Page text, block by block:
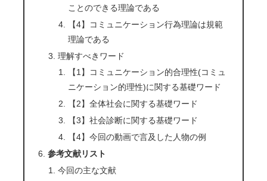
ことのできる理論である
【4】コミュニケーション行為理論は規範
理論である
理解すべきワード
【1】コミュニケーション的合理性(コミュ
ニケーション的理性)に関する基礎ワード
【2】全体社会に関する基礎ワード
【3】社会診断に関する基礎ワード
【4】今回の動画で言及した人物の例
参考文献リスト
今回の主な文献